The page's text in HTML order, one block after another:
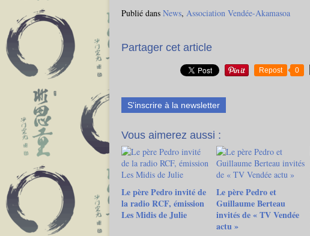
Publié dans News, Association Vendée-Akamasoa
Partager cet article
Repost 0
S'inscrire à la newsletter
Vous aimerez aussi :
Le père Pedro invité de
la radio RCF, émission
Les Midis de Julie
Le père Pedro et
Guillaume Berteau
invités de « TV Vendée
actu »